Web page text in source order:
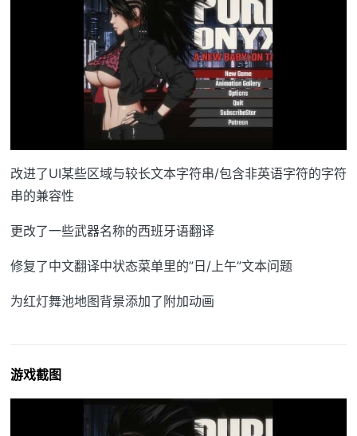
改进了UI某些区域与较长文本字符串/包含非英语字符的字符
串的兼容性
更改了一些武器名称的西班牙语翻译
修复了中文翻译中状态菜单里的”日/上午”文本问题
为红灯舞池地图背景添加了附加动画
游戏截图